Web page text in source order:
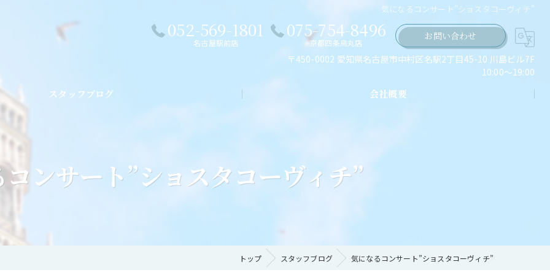
気になるコンサート”ショスタコーヴィチ”
052-569-1801
名古屋駅前店
075-754-8496
京都四条烏丸店
お問い合わせ
〒450-0002 愛知県名古屋市中村区名駅2丁目45-10 川島ビル7F
10:00～19:00
スタッフブログ 会社概要
ンサート”ショスタコーヴィチ”
トップ スタッフブログ 気になるコンサート”ショスタコーヴィチ”